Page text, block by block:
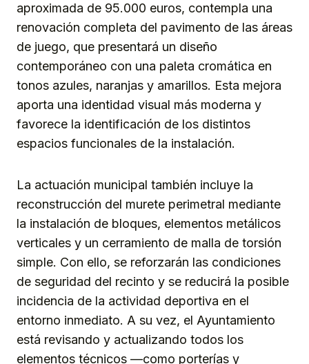
aproximada de 95.000 euros, contempla una
renovación completa del pavimento de las áreas
de juego, que presentará un diseño
contemporáneo con una paleta cromática en
tonos azules, naranjas y amarillos. Esta mejora
aporta una identidad visual más moderna y
favorece la identificación de los distintos
espacios funcionales de la instalación.
La actuación municipal también incluye la
reconstrucción del murete perimetral mediante
la instalación de bloques, elementos metálicos
verticales y un cerramiento de malla de torsión
simple. Con ello, se reforzarán las condiciones
de seguridad del recinto y se reducirá la posible
incidencia de la actividad deportiva en el
entorno inmediato. A su vez, el Ayuntamiento
está revisando y actualizando todos los
elementos técnicos —como porterías y